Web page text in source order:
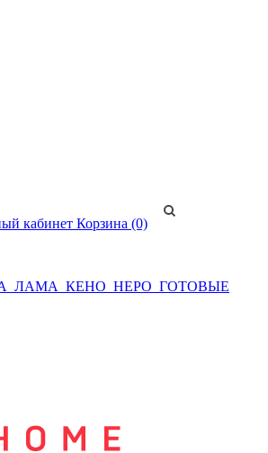
кабинет Корзина (0)
ЛАМА КЕНО НЕРО ГОТОВЫЕ